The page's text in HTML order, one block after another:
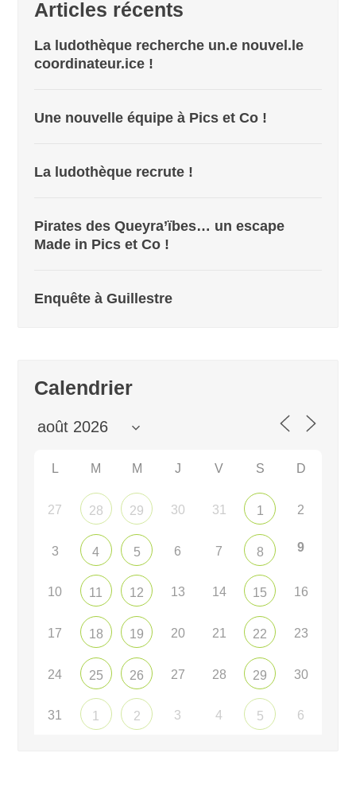
Articles récents
La ludothèque recherche un.e nouvel.le
coordinateur.ice !
Une nouvelle équipe à Pics et Co !
La ludothèque recrute !
Pirates des Queyra’ïbes… un escape
Made in Pics et Co !
Enquête à Guillestre
Calendrier
L M M J V S D
27 28 29 30 31 1 2
3 4 5 6 7 8 9
10 11 12 13 14 15 16
17 18 19 20 21 22 23
24 25 26 27 28 29 30
31 1 2 3 4 5 6